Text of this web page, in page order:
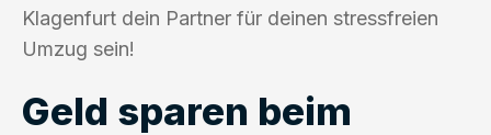
Klagenfurt dein Partner für deinen stressfreien
Umzug sein!
Geld sparen beim